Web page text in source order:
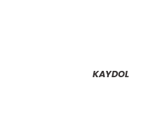
KAYDOL